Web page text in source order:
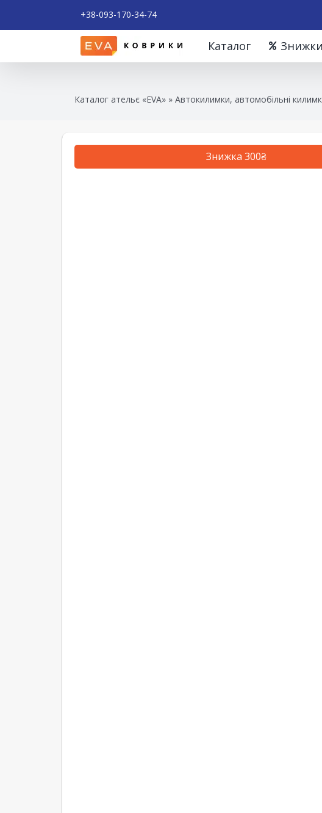
+38-093-170-34-74
Каталог Знижки
Каталог ательє «EVA» » Автокилимки, автомобільні
Знижка 300₴